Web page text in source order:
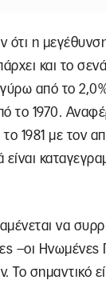
ότι η
και το
από το 2,0%
το 1970.
το 1981 με τον
να
–οι Ηνωμένες
σημαντικό